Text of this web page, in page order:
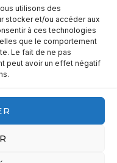
utilisons des
stocker et/ou accéder aux
à ces technologies
que le comportement
Le fait de ne pas
peut avoir un effet négatif